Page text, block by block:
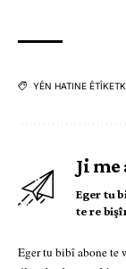
YÊN HATINE
Ji
Eger tu
te re
Eger tu bibî abone te